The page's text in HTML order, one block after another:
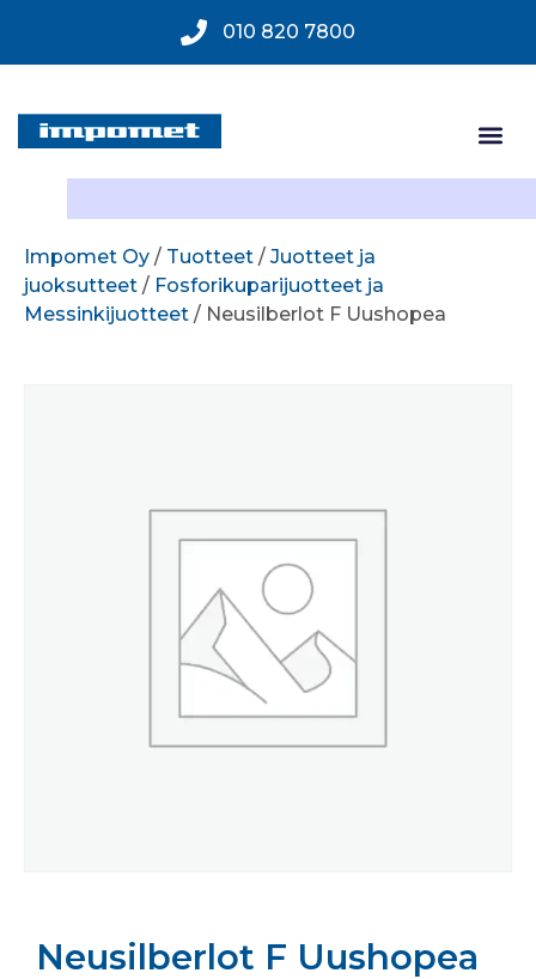
010 820 7800
Impomet Oy / Tuotteet / Juotteet ja
juoksutteet / Fosforikuparijuotteet ja
Messinkijuotteet / Neusilberlot F Uushopea
Neusilberlot F Uushopea